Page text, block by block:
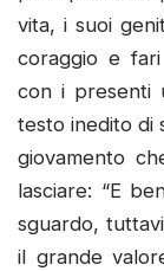
vita, i suoi
coraggio e
con i presenti
testo inedito di
giovamento
lasciare: “E
sguardo,
il grande